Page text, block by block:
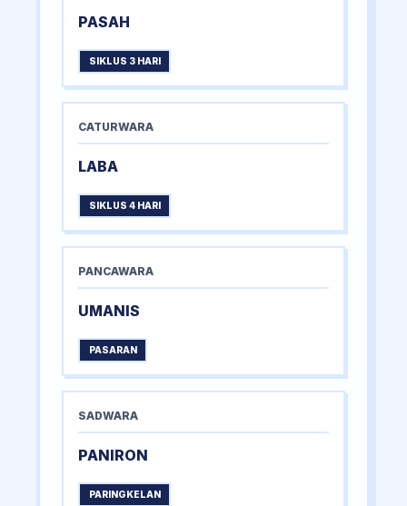
PASAH
SIKLUS 3 HARI
CATURWARA
LABA
SIKLUS 4 HARI
PANCAWARA
UMANIS
PASARAN
SADWARA
PANIRON
PARINGKELAN